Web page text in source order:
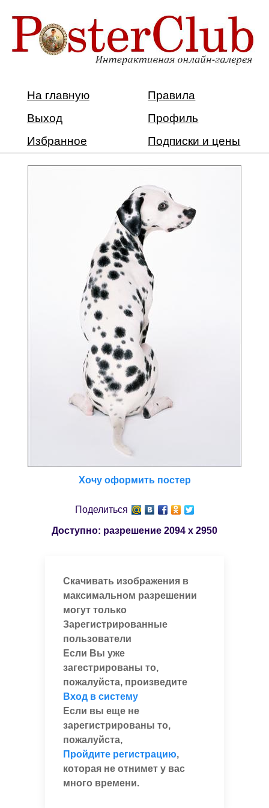
На главную
Правила
Выход
Профиль
Избранное
Подписки и цены
Хочу оформить постер
Поделиться
Доступно: разрешение 2094 x 2950
Скачивать изображения в
максимальном разрешении
могут только
Зарегистрированные
пользователи
Если Вы уже
загестрированы то,
пожалуйста, произведите
Вход в систему
Если вы еще не
зарегистрированы то,
пожалуйста,
Пройдите регистрацию,
которая не отнимет у вас
много времени.